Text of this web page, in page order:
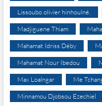
Lissoubo olivier hinhoulné.
Madjiguene Thiam
Mahamat Idriss Déby
Mahamat Nour Ibedou
Max Loalngar Me
Minnamou Djobsou Ezechiel